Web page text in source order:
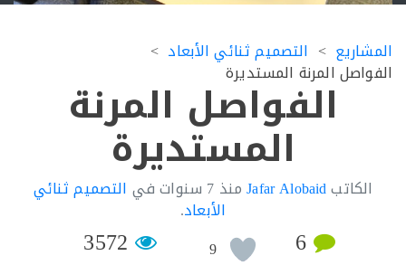
التصميم ثنائي الأبعاد
المرنة المستديرة
الفواصل المرنة
المستديرة
Jafar Alobaidمنذ7 سنوات فيالتصميم ثنائي
الأبعاد.
6
9
3572